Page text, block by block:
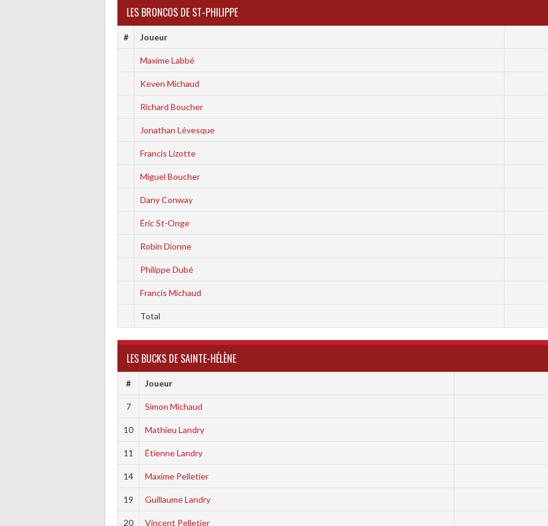
LES BRONCOS DE ST-PHILIPPE
# Joueur
Maxime Labbé
Keven Michaud
Richard Boucher
Jonathan Lévesque
Francis Lizotte
Miguel Boucher
Dany Conway
Éric St-Onge
Robin Dionne
Philippe Dubé
Francis Michaud
Total
LES BUCKS DE SAINTE-HÉLÈNE
# Joueur
7 Simon Michaud
10 Mathieu Landry
11 Étienne Landry
14 Maxime Pelletier
19 Guillaume Landry
20 Vincent Pelletier